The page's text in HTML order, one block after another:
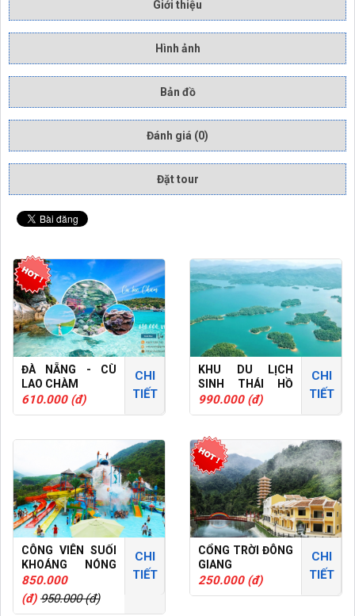
Giới thiệu
Hình ảnh
Bản đồ
Đánh giá (0)
Đặt tour
ĐÀ NẴNG - CÙ
LAO CHÀM
610.000 (đ)
CHI
TIẾT
KHU DU LỊCH
SINH THÁI HỒ
PHÚ NINH
990.000 (đ)
CHI
TIẾT
CÔNG VIÊN SUỐI
KHOÁNG NÓNG
NÚI THẦN TÀI
850.000
(đ) 950.000 (đ)
CHI
TIẾT
CỔNG TRỜI ĐÔNG
GIANG
250.000 (đ)
CHI
TIẾT